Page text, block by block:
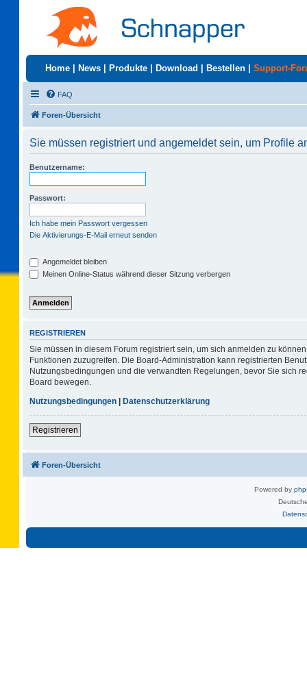
Home News Produkte Download Bestellen Support-
FAQ
Foren-Übersicht
Sie müssen registriert und angemeldet sein, um Profile
Benutzername:
Passwort:
Ich habe mein Passwort vergessen
Die Aktivierungs-E-Mail erneut senden
Angemeldet bleiben
Meinen Online-Status während dieser Sitzung verbergen
REGISTRIEREN
Sie müssen in diesem Forum registriert sein, um sich anmelden zu
Funktionen zuzugreifen. Die Board-Administration kann registrierten
Nutzungsbedingungen und die verwandten Regelungen, bevor Sie sich
Board bewegen.
Nutzungsbedingungen | Datenschutzerklärung
Registrieren
Foren-Übersicht
Powered by